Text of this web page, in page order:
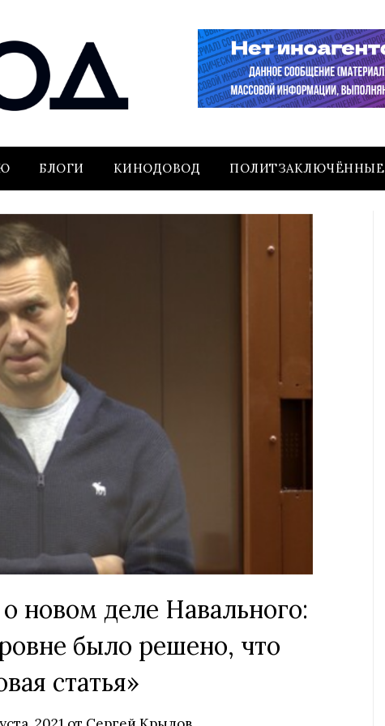
БЛОГИ КИНОДОВОД ПОЛИТЗАКЛЮЧЁННЫЕ
новом деле Навального:
было решено, что
статья»